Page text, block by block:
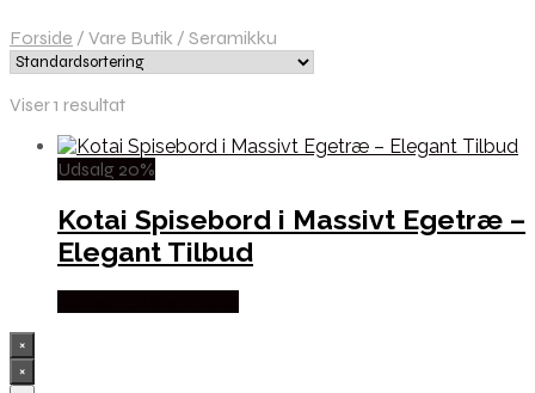
Forside / Vare Butik / Seramikku
Viser 1 resultat
Udsalg 20%
Kotai Spisebord i Massivt Egetræ –
Elegant Tilbud
×
×